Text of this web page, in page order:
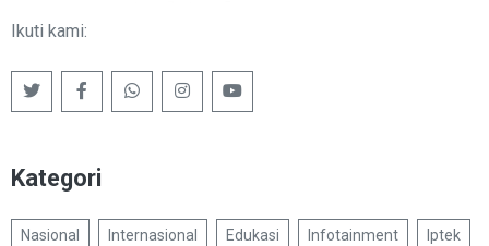
Ikuti kami:
Kategori
Nasional Internasional Edukasi Infotainment Iptek